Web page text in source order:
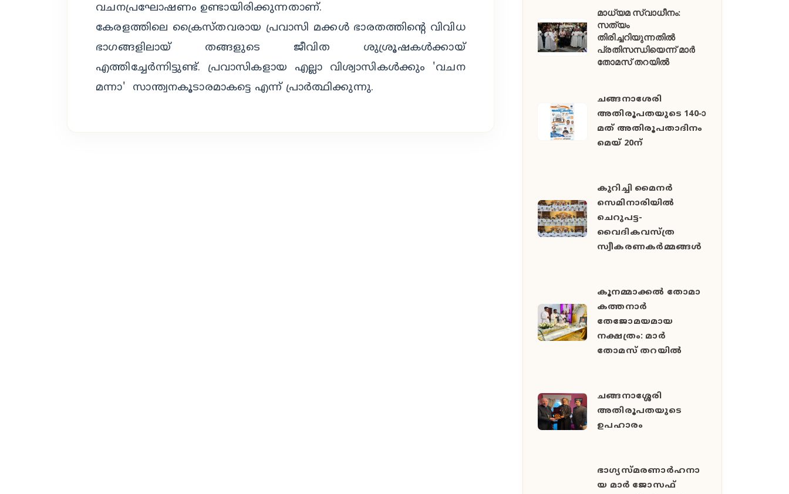
വചനപ്രഘോഷണം ഉണ്ടായിരിക്കുന്നതാണ്.
കേരളത്തിലെ ക്രൈസ്തവരായ പ്രവാസി മക്കൾ ഭാരതത്തിന്റെ വിവിധ
ഭാഗങ്ങളിലായ് തങ്ങളുടെ ജീവിത ശുശ്രൂഷകൾക്കായ്
എത്തിച്ചേർന്നിട്ടുണ്ട്. പ്രവാസികളായ എല്ലാ വിശ്വാസികൾക്കും 'വചന
മന്നാ' സാന്ത്വനകൂടാരമാകട്ടെ എന്ന് പ്രാർത്ഥിക്കുന്നു.
മാധ്യമ സ്വാധീനം:
സത്യം
തിരിച്ചറിയുന്നതിൽ
പ്രതിസന്ധിയെന്ന് മാർ
തോമസ് തറയിൽ
ചങ്ങനാശേരി
അതിരൂപതയുടെ 140-ാ
മത് അതിരൂപതാദിനം
മെയ് 20ന്
കുറിച്ചി മൈനർ
സെമിനാരിയിൽ
ചെറുപട്ട-
വൈദികവസ്ത്ര
സ്വീകരണകർമ്മങ്ങൾ
കൂനമ്മാക്കൽ തോമാ
കത്തനാർ
തേജോമയമായ
നക്ഷത്രം: മാർ
തോമസ് തറയിൽ
ചങ്ങനാശ്ശേരി
അതിരൂപതയുടെ
ഉപഹാരം
ഭാഗ്യസ്മരണാർഹനാ
യ മാർ ജോസഫ്